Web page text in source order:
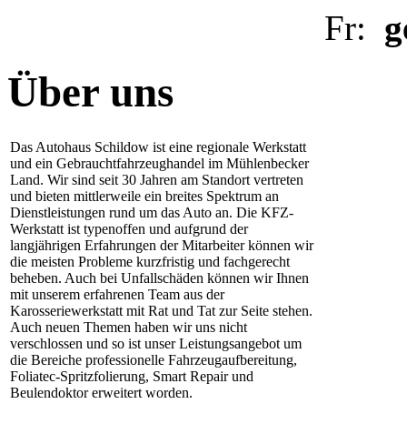
Fr:
Über uns
Das Autohaus Schildow ist eine regionale Werkstatt
und ein Gebrauchtfahrzeughandel im Mühlenbecker
Land. Wir sind seit 30 Jahren am Standort vertreten
und bieten mittlerweile ein breites Spektrum an
Dienstleistungen rund um das Auto an. Die KFZ-
Werkstatt ist typenoffen und aufgrund der
langjährigen Erfahrungen der Mitarbeiter können wir
die meisten Probleme kurzfristig und fachgerecht
beheben. Auch bei Unfallschäden können wir Ihnen
mit unserem erfahrenen Team aus der
Karosseriewerkstatt mit Rat und Tat zur Seite stehen.
Auch neuen Themen haben wir uns nicht
verschlossen und so ist unser Leistungsangebot um
die Bereiche professionelle Fahrzeugaufbereitung,
Foliatec-Spritzfolierung, Smart Repair und
Beulendoktor erweitert worden.